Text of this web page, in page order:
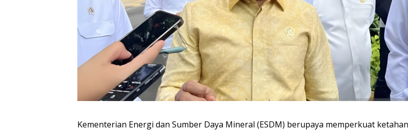
Kementerian Energi dan Sumber Daya Mineral (ESDM) berupaya memperkuat